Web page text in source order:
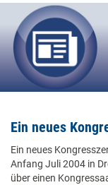
Ein neues
Ein neues
Anfang Juli 2004 in
über einen